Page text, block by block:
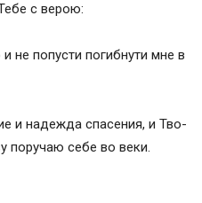
с верою:
не попусти погибнути мне в
и надежда спасения, и Тво­
пору­чаю себе во веки.